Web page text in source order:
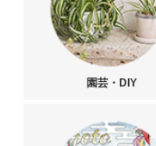
園芸・DIY